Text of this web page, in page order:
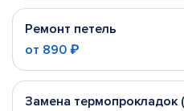
Ремонт петель
от 890 ₽
Замена термопрокладок